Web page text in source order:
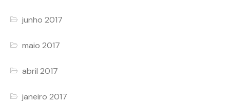
junho 2017
maio 2017
abril 2017
janeiro 2017